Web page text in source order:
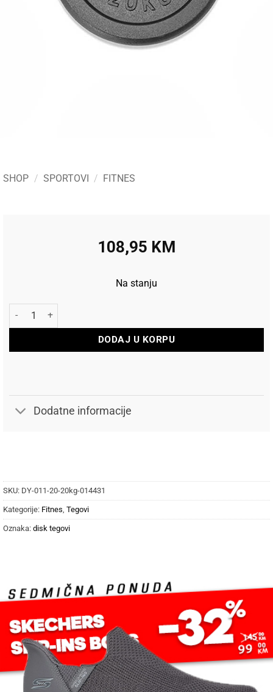
SHOP / SPORTOVI / FITNES
108,95 KM
Na stanju
Teg disk F25 20 KG 25mm količina
DODAJ U KORPU
Dodatne informacije
SKU: DY-011-20-20kg-014431
Kategorije: Fitnes, Tegovi
Oznaka: disk tegovi